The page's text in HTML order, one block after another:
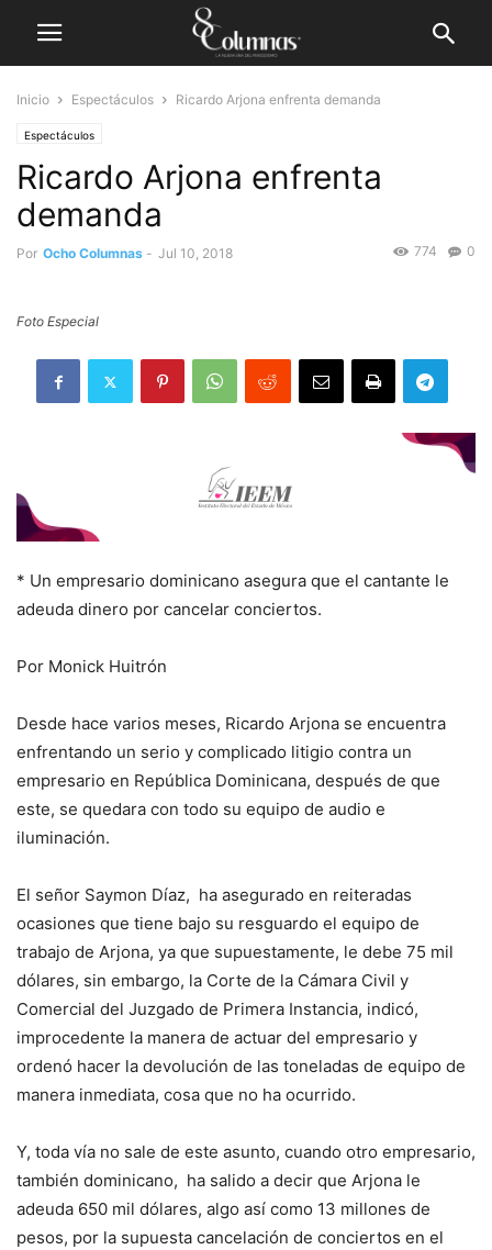
Inicio Espectáculos Ricardo Arjona enfrenta demanda
Espectáculos
Ricardo Arjona enfrenta
demanda
Por Ocho Columnas - Jul 10, 2018 0
774
Foto Especial
* Un empresario dominicano asegura que el cantante le
adeuda dinero por cancelar conciertos.
Por Monick Huitrón
Desde hace varios meses, Ricardo Arjona se encuentra
enfrentando un serio y complicado litigio contra un
empresario en República Dominicana, después de que
este, se quedara con todo su equipo de audio e
iluminación.
El señor Saymon Díaz, ha asegurado en reiteradas
ocasiones que tiene bajo su resguardo el equipo de
trabajo de Arjona, ya que supuestamente, le debe 75 mil
dólares, sin embargo, la Corte de la Cámara Civil y
Comercial del Juzgado de Primera Instancia, indicó,
improcedente la manera de actuar del empresario y
ordenó hacer la devolución de las toneladas de equipo de
manera inmediata, cosa que no ha ocurrido.
Y, toda vía no sale de este asunto, cuando otro empresario,
también dominicano, ha salido a decir que Arjona le
adeuda 650 mil dólares, algo así como 13 millones de
pesos, por la supuesta cancelación de conciertos en el